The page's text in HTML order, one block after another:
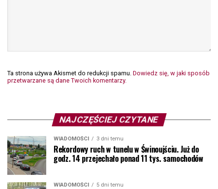
Ta strona używa Akismet do redukcji spamu. Dowiedz się, w jaki sposób
przetwarzane są dane Twoich komentarzy.
NAJCZĘŚCIEJ CZYTANE
WIADOMOŚCI 3 dni temu
Rekordowy ruch w tunelu w Świnoujściu. Już do
godz. 14 przejechało ponad 11 tys. samochodów
WIADOMOŚCI 5 dni temu